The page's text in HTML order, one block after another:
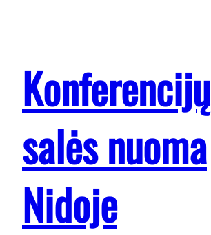
Konferencijų
salės nuoma
Nidoje